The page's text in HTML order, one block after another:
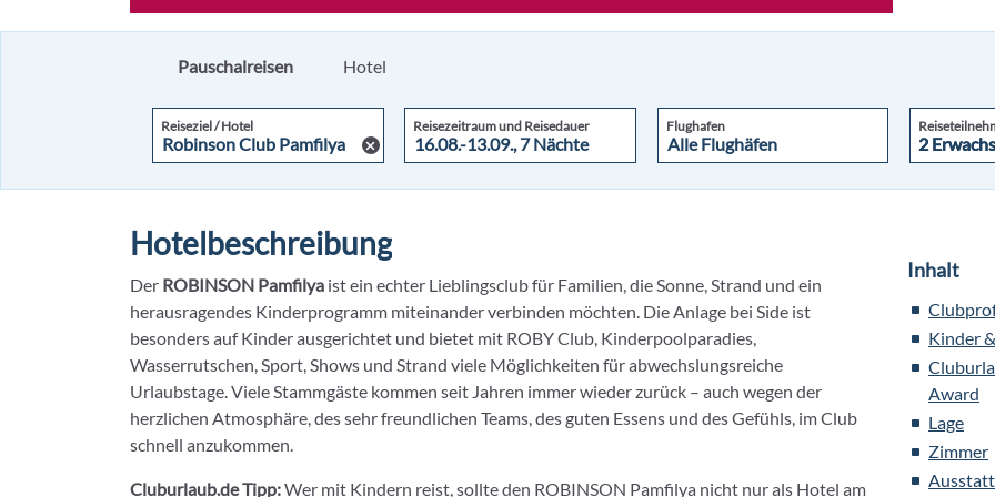
Pauschalreisen Hotel
Reiseziel / Hotel Reisezeitraum und Reisedauer Flughafen
2
2
Inhalt
Kinder
Award
Lage
Zimmer
Hotelbeschreibung
Der ROBINSON Pamfilya ist ein echter Lieblingsclub für Familien, die Sonne, Strand und ein
herausragendes Kinderprogramm miteinander verbinden möchten. Die Anlage bei Side ist
besonders auf Kinder ausgerichtet und bietet mit ROBY Club, Kinderpoolparadies,
Wasserrutschen, Sport, Shows und Strand viele Möglichkeiten für abwechslungsreiche
Urlaubstage. Viele Stammgäste kommen seit Jahren immer wieder zurück – auch wegen der
herzlichen Atmosphäre, des sehr freundlichen Teams, des guten Essens und des Gefühls, im Club
schnell anzukommen.
Cluburlaub.de Tipp:Wer mit Kindern reist, sollte den ROBINSON Pamfilya nicht nur als Hotel am